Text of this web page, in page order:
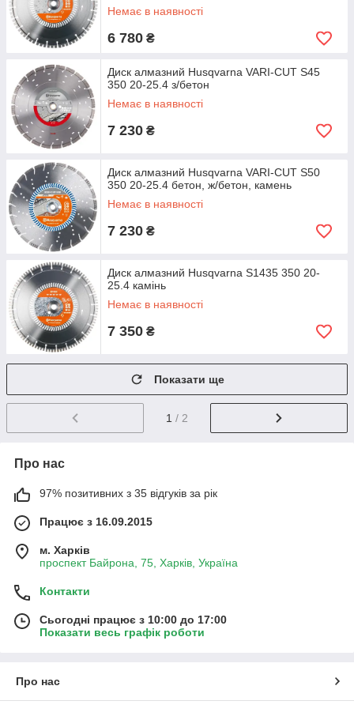
Немає в наявності
6 780 ₴
Диск алмазний Husqvarna VARI-CUT S45
350 20-25.4 з/бетон
Немає в наявності
7 230 ₴
Диск алмазний Husqvarna VARI-CUT S50
350 20-25.4 бетон, ж/бетон, камень
Немає в наявності
7 230 ₴
Диск алмазний Husqvarna S1435 350 20-
25.4 камінь
Немає в наявності
7 350 ₴
Показати ще
1 / 2
Про нас
97% позитивних з 35 відгуків за рік
Працює з 16.09.2015
м. Харків
проспект Байрона, 75, Харків, Україна
Контакти
Сьогодні працює з 10:00 до 17:00
Показати весь графік роботи
Про нас